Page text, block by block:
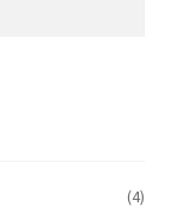
(4)